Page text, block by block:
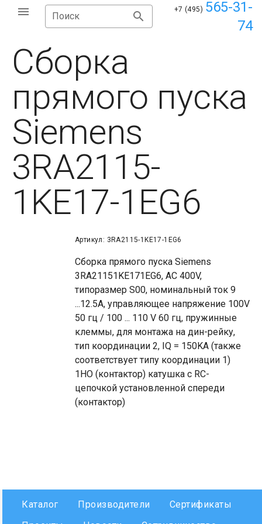
Поиск
+7 (495) 565-31-
74
Сборка
прямого пуска
Siemens
3RA2115-
1KE17-1EG6
Артикул: 3RA2115-1KE17-1EG6
Сборка прямого пуска Siemens
3RA21151KE171EG6, AC 400V,
типоразмер S00, номинальный ток 9
...12.5A, управляющее напряжение 100V
50 гц / 100 ... 110 V 60 гц, пружинные
клеммы, для монтажа на дин-рейку,
тип координации 2, IQ = 150KA (также
соответствует типу координации 1)
1НО (контактор) катушка с RC-
цепочкой установленной спереди
(контактор)
Каталог Производители
Сертификаты